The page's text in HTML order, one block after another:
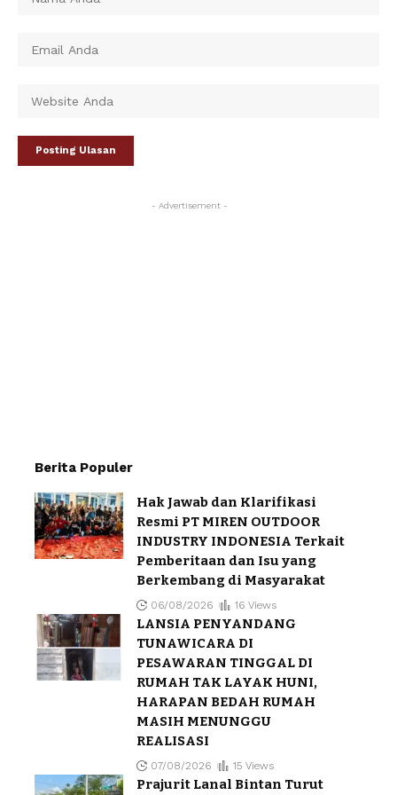
- Advertisement -
Berita Populer
Hak Jawab dan Klarifikasi
Resmi PT MIREN OUTDOOR
INDUSTRY INDONESIA Terkait
Pemberitaan dan Isu yang
Berkembang di Masyarakat
06/08/2026 16 Views
LANSIA PENYANDANG
TUNAWICARA DI
PESAWARAN TINGGAL DI
RUMAH TAK LAYAK HUNI,
HARAPAN BEDAH RUMAH
MASIH MENUNGGU
REALISASI
07/08/2026 15 Views
Prajurit Lanal Bintan Turut